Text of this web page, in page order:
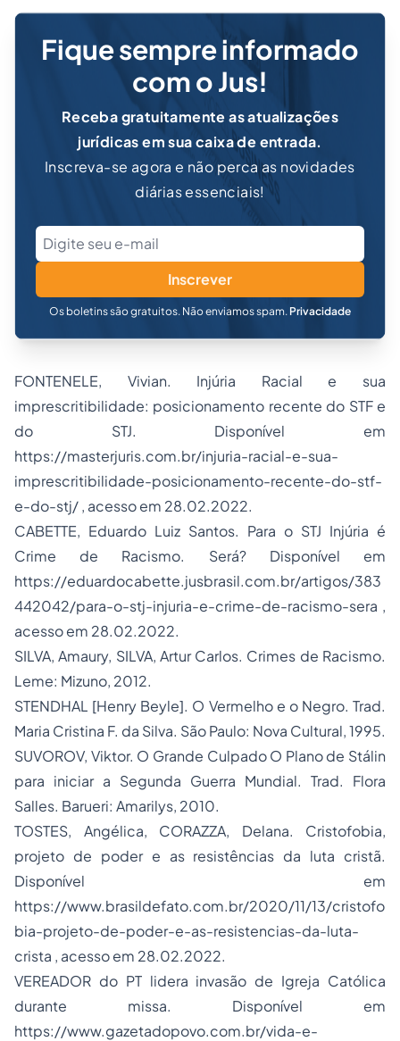
Fique sempre informado
com o Jus!
Receba gratuitamente as atualizações
jurídicas em sua caixa de entrada.
Inscreva-se agora e não perca as novidades
diárias essenciais!
Inscrever
Os boletins são gratuitos. Não enviamos spam. Privacidade
FONTENELE, Vivian. Injúria Racial e sua
imprescritibilidade: posicionamento recente do STF e
do STJ. Disponível em
https://masterjuris.com.br/injuria-racial-e-sua-
imprescritibilidade-posicionamento-recente-do-stf-
e-do-stj/, acesso em 28.02.2022.
CABETTE, Eduardo Luiz Santos. Para o STJ Injúria é
Crime de Racismo. Será? Disponível em
https://eduardocabette.jusbrasil.com.br/artigos/383
442042/para-o-stj-injuria-e-crime-de-racismo-sera ,
acesso em 28.02.2022.
SILVA, Amaury, SILVA, Artur Carlos. Crimes de Racismo.
Leme: Mizuno, 2012.
STENDHAL [Henry Beyle]. O Vermelho e o Negro. Trad.
Maria Cristina F. da Silva. São Paulo: Nova Cultural, 1995.
SUVOROV, Viktor. O Grande Culpado O Plano de Stálin
para iniciar a Segunda Guerra Mundial. Trad. Flora
Salles. Barueri: Amarilys, 2010.
TOSTES, Angélica, CORAZZA, Delana. Cristofobia,
projeto de poder e as resistências da luta cristã.
Disponível em
https://www.brasildefato.com.br/2020/11/13/cristofo
bia-projeto-de-poder-e-as-resistencias-da-luta-
crista , acesso em 28.02.2022.
VEREADOR do PT lidera invasão de Igreja Católica
durante missa. Disponível em
https://www.gazetadopovo.com.br/vida-e-